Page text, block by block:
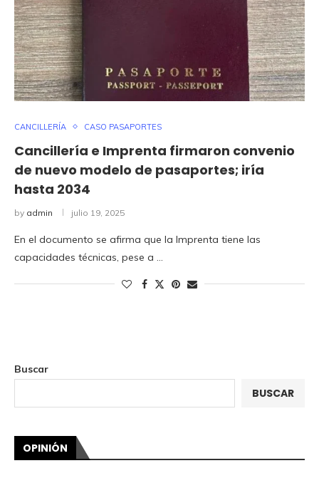
CANCILLERÍA CASO PASAPORTES
Cancillería e Imprenta firmaron convenio
de nuevo modelo de pasaportes; iría
hasta 2034
by admin julio 19, 2025
En el documento se afirma que la Imprenta tiene las
capacidades técnicas, pese a …
Buscar
BUSCAR
OPINIÓN